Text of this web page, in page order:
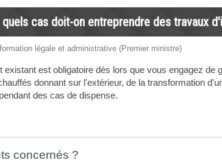
quels cas doit-on entreprendre des travaux
légale et administrative (Premier ministre)
existant est obligatoire dès lors que vous engagez de
donnant sur l'extérieur, de la transformation
des cas de dispense.
concernés ?